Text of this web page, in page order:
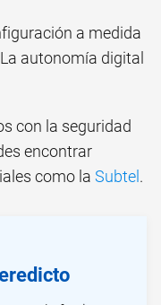
a medida
autonomía digital
con la seguridad
encontrar
como la Subtel.